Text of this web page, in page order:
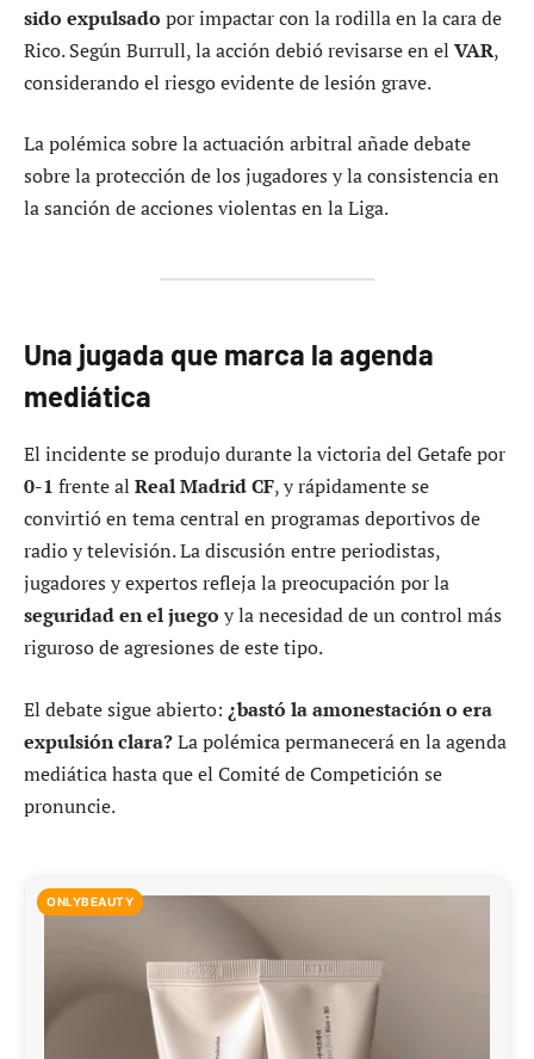
sido expulsado por impactar con la rodilla en la cara de
Rico. Según Burrull, la acción debió revisarse en el VAR,
considerando el riesgo evidente de lesión grave.
La polémica sobre la actuación arbitral añade debate
sobre la protección de los jugadores y la consistencia en
la sanción de acciones violentas en la Liga.
Una jugada que marca la agenda
mediática
El incidente se produjo durante la victoria del Getafe por
0-1 frente al Real Madrid CF, y rápidamente se
convirtió en tema central en programas deportivos de
radio y televisión. La discusión entre periodistas,
jugadores y expertos refleja la preocupación por la
seguridad en el juego y la necesidad de un control más
riguroso de agresiones de este tipo.
El debate sigue abierto: ¿bastó la amonestación o era
expulsión clara?La polémica permanecerá en la agenda
mediática hasta que el Comité de Competición se
pronuncie.
ONLYBEAUTY